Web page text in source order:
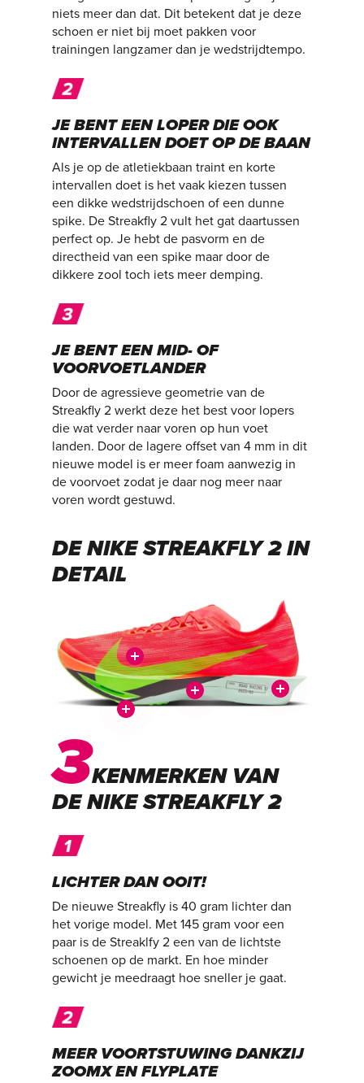
niets meer dan dat. Dit betekent dat je deze
schoen er niet bij moet pakken voor
trainingen langzamer dan je wedstrijdtempo.
JE BENT EEN LOPER DIE OOK
INTERVALLEN DOET OP DE BAAN
Als je op de atletiekbaan traint en korte
intervallen doet is het vaak kiezen tussen
een dikke wedstrijdschoen of een dunne
spike. De Streakfly 2 vult het gat daartussen
perfect op. Je hebt de pasvorm en de
directheid van een spike maar door de
dikkere zool toch iets meer demping.
JE BENT EEN MID- OF
VOORVOETLANDER
Door de agressieve geometrie van de
Streakfly 2 werkt deze het best voor lopers
die wat verder naar voren op hun voet
landen. Door de lagere offset van 4 mm in dit
nieuwe model is er meer foam aanwezig in
de voorvoet zodat je daar nog meer naar
voren wordt gestuwd.
DE NIKE STREAKFLY 2 IN
DETAIL
3KENMERKEN VAN
DE NIKE STREAKFLY 2
LICHTER DAN OOIT!
De nieuwe Streakfly is 40 gram lichter dan
het vorige model. Met 145 gram voor een
paar is de Streaklfy 2 een van de lichtste
schoenen op de markt. En hoe minder
gewicht je meedraagt hoe sneller je gaat.
MEER VOORTSTUWING DANKZIJ
ZOOMX EN FLYPLATE